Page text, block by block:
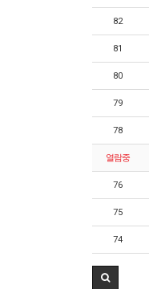
82
81
80
79
78
열람중
76
75
74